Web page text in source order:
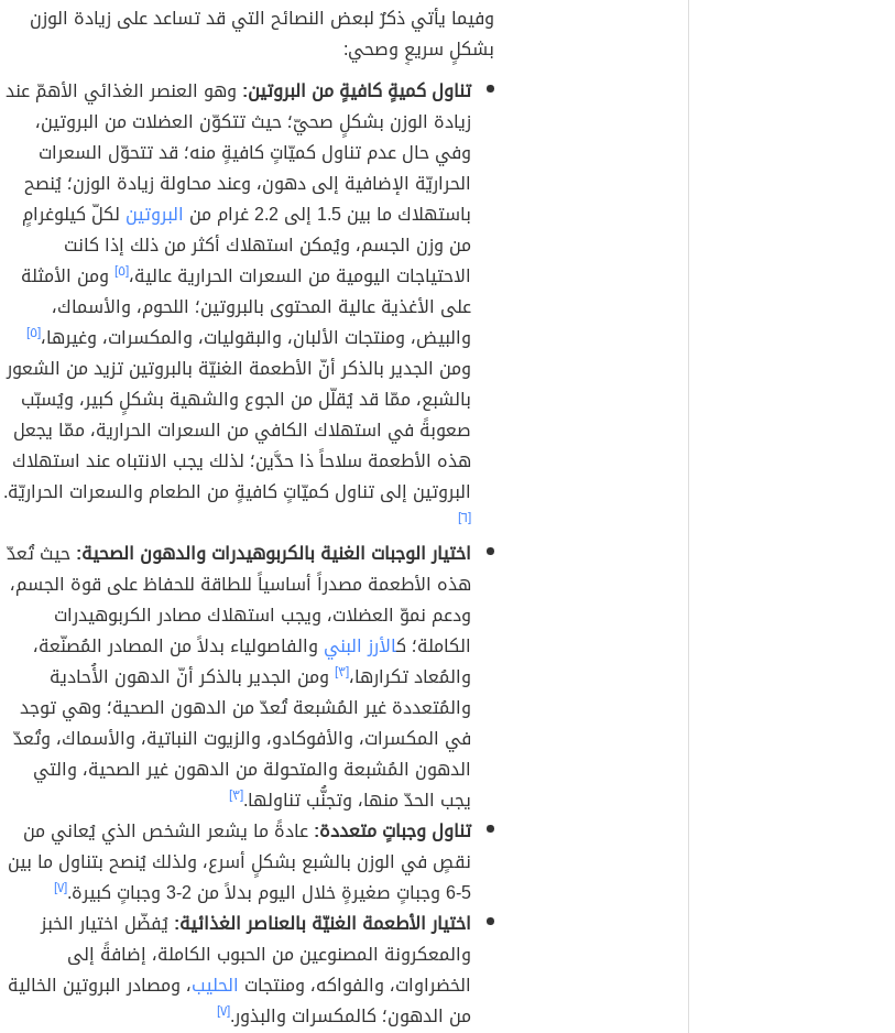
وفيما يأتي ذكرٌ لبعض النصائح التي قد تساعد على زيادة الوزن
بشكلٍ سريعٍ وصحي:
تناول كميةٍ كافيةٍ من البروتين: وهو العنصر الغذائي الأهمّ عند
زيادة الوزن بشكلٍ صحيّ؛ حيث تتكوّن العضلات من البروتين،
وفي حال عدم تناول كميّاتٍ كافيةٍ منه؛ قد تتحوّل السعرات
الحراريّة الإضافية إلى دهون، وعند محاولة زيادة الوزن؛ يُنصح
باستهلاك ما بين 1.5 إلى 2.2 غرام من
البروتين لكلّ كيلوغرامٍ
من وزن الجسم، ويُمكن استهلاك أكثر من ذلك إذا كانت
الاحتياجات اليومية من السعرات الحرارية عالية،[٥]
ومن الأمثلة
على الأغذية عالية المحتوى بالبروتين؛ اللحوم، والأسماك،
والبيض، ومنتجات الألبان، والبقوليات، والمكسرات، وغيرها،[٥]
ومن الجدير بالذكر أنّ الأطعمة الغنيّة بالبروتين تزيد من الشعور
بالشبع، ممّا قد يُقلّل من الجوع والشهية بشكلٍ كبير، ويُسبّب
صعوبةً في استهلاك الكافي من السعرات الحرارية، ممّا يجعل
هذه الأطعمة سلاحاً ذا حدَّين؛ لذلك يجب الانتباه عند استهلاك
البروتين إلى تناول كميّاتٍ كافيةٍ من الطعام والسعرات الحراريّة.
[٦]
اختيار الوجبات الغنية بالكربوهيدرات والدهون الصحية:حيث تُعدّ
هذه الأطعمة مصدراً أساسياً للطاقة للحفاظ على قوة الجسم،
ودعم نموّ العضلات، ويجب استهلاك مصادر الكربوهيدرات
الكاملة؛ كالأرز البني والفاصولياء بدلاً من المصادر المُصنّعة،
والمُعاد تكرارها،[٣]
ومن الجدير بالذكر أنّ الدهون الأُحادية
والمُتعددة غير المُشبعة تُعدّ من الدهون الصحية؛ وهي توجد
في المكسرات، والأفوكادو، والزيوت النباتية، والأسماك، وتُعدّ
الدهون المُشبعة والمتحولة من الدهون غير الصحية، والتي
يجب الحدّ منها، وتجنُّب تناولها.[٣]
تناول وجباتٍ متعددة:عادةً ما يشعر الشخص الذي يُعاني من
نقصٍ في الوزن بالشبع بشكلٍ أسرع، ولذلك يُنصح بتناول ما بين
5-6 وجباتٍ صغيرةٍ خلال اليوم بدلاً من 2-3 وجباتٍ كبيرة.
[٧]
اختيار الأطعمة الغنيّة بالعناصر الغذائية:يُفضّل اختيار الخبز
والمعكرونة المصنوعين من الحبوب الكاملة، إضافةً إلى
الخضراوات، والفواكه، ومنتجات الحليب، ومصادر البروتين الخالية
من الدهون؛ كالمكسرات والبذور.[٧]